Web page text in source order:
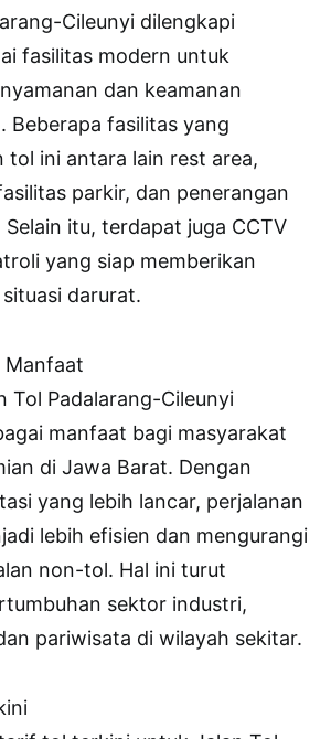
Cileunyi dilengkapi
fasilitas modern untuk
dan keamanan
Beberapa fasilitas yang
tol ini antara lain rest area,
parkir, dan penerangan
itu, terdapat juga CCTV
yang siap memberikan
darurat.
Manfaat
Tol Padalarang-Cileunyi
manfaat bagi masyarakat
di Jawa Barat. Dengan
yang lebih lancar, perjalanan
lebih efisien dan mengurangi
non-tol. Hal ini turut
sektor industri,
pariwisata di wilayah sekitar.